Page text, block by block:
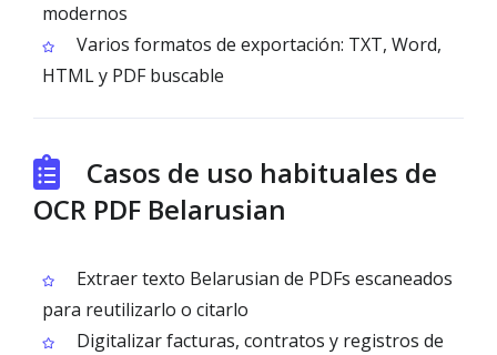
modernos
Varios formatos de exportación: TXT, Word,
HTML y PDF buscable
Casos de uso habituales de
OCR PDF Belarusian
Extraer texto Belarusian de PDFs escaneados
para reutilizarlo o citarlo
Digitalizar facturas, contratos y registros de